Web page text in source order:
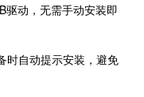
驱动，无需手动安装即
时自动提示安装，避免